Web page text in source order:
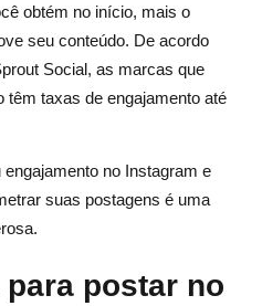
obtém no início, mais o
seu conteúdo. De acordo
Social, as marcas que
têm taxas de engajamento até
no Instagram e
suas postagens é uma
postar no